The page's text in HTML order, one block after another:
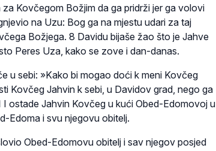
Kovčegom Božjim da ga pridrži jer ga volovi
na Uzu: Bog ga na mjestu udari za taj
Božjega. 8 Davidu bijaše žao što je Jahve
Peres Uza, kako se zove i dan-danas.
u sebi: »Kako bi mogao doći k meni Kovčeg
Kovčeg Jahvin k sebi, u Davidov grad, nego ga
I ostade Jahvin Kovčeg u kući Obed-Edomovoj u
Edoma i svu njegovu obitelj.
Obed-Edomovu obitelj i sav njegov posjed